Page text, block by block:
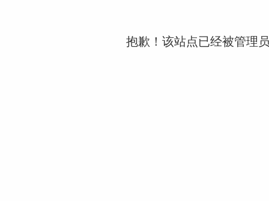
抱歉！该站点已经被管理